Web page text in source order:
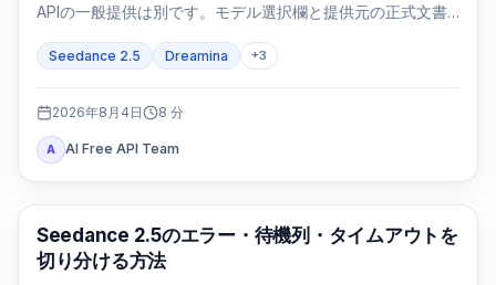
APIの一般提供は別です。モデル選択欄と提供元の正式文書
Seedance 2.5 Dreamina +3
2026年8月4日 8 分
A AI Free API Team
AI 動画生成
Seedance 2.5のエラー・待機列・タイムアウトを
切り分ける方法